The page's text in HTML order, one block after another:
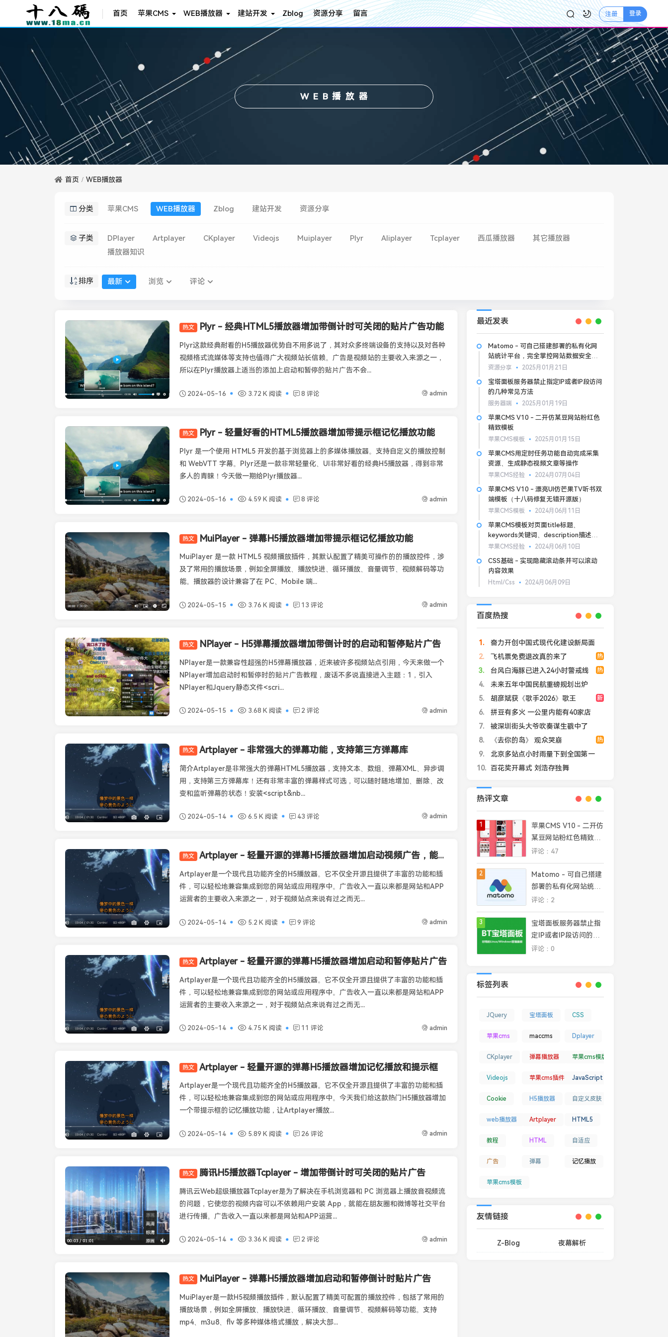
首页 苹果CMS WEB播放器 建站开发 Zblog 资源分享 留言 注册 登录
WEB播放器
首页 WEB播放器
分类 苹果CMS WEB播放器 Zblog 建站开发 资源分享
子类 DPlayer Artplayer CKplayer Videojs Muiplayer Plyr Aliplayer Tcplayer 西瓜播放器
其它播放器
播放器知识
排序 最新 浏览 评论
Plyr热文 Plyr - 经典HTML5播放器增加带倒计时可关闭的贴片广告功能
Plyr这款经典耐看的H5播放器优势自不用多说了，其对众多终端设备的支持以及对各种
视频格式流媒体等支持也值得广大视频站长信赖。广告是视频站的主要收入来源之一，
所以在Plyr播放器上适当的添加上启动和暂停的贴片广告不会...
2024-05-16 3.72 K 阅读 8 评论 admin
Plyr热文 Plyr - 轻量好看的HTML5播放器增加带提示框记忆播放功能
Plyr 是一个使用 HTML5 开发的基于浏览器上的多媒体播放器。支持自定义的播放控制
和 WebVTT 字幕。Plyr还是一款非常轻量化、UI非常好看的经典H5播放器，得到非常
多人的青睐！今天做一期给Plyr播放器...
2024-05-16 4.59 K 阅读 8 评论 admin
Muiplayer
热文 MuiPlayer - 弹幕H5播放器增加带提示框记忆播放功能
MuiPlayer 是一款 HTML5 视频播放插件，其默认配置了精美可操作的的播放控件，涉
及了常用的播放场景，例如全屏播放、播放快进、循环播放、音量调节、视频解码等功
能。播放器的设计兼容了在 PC、Mobile 端...
2024-05-15 3.76 K 阅读 13 评论 admin
其它播放器
热文 NPlayer - H5弹幕播放器增加带倒计时的启动和暂停贴片广告
NPlayer是一款兼容性超强的H5弹幕播放器，近来被许多视频站点引用，今天来做一个
NPlayer增加启动时和暂停时的贴片广告教程，废话不多说直接进入主题：1，引入
NPlayer和Jquery静态文件<scri...
2024-05-15 3.68 K 阅读 2 评论 admin
Artplayer
热文 Artplayer - 非常强大的弹幕功能，支持第三方弹幕库
简介Artplayer是非常强大的弹幕HTML5播放器，支持文本、数组、弹幕XML、异步调
用，支持第三方弹幕库！还有非常丰富的弹幕样式可选，可以随时随地增加、删除、改
变和监听弹幕的状态！安装<script&nb...
2024-05-14 6.5 K 阅读 43 评论 admin
Artplayer
热文 Artplayer - 轻量开源的弹幕H5播放器增加启动视频广告，能关闭可全屏
Artplayer是一个现代且功能齐全的H5播放器。它不仅全开源且提供了丰富的功能和插
件，可以轻松地兼容集成到您的网站或应用程序中。广告收入一直以来都是网站和APP
运营者的主要收入来源之一，对于视频站点来说有过之而无...
2024-05-14 5.2 K 阅读 9 评论 admin
Artplayer
热文 Artplayer - 轻量开源的弹幕H5播放器增加启动和暂停贴片广告
Artplayer是一个现代且功能齐全的H5播放器。它不仅全开源且提供了丰富的功能和插
件，可以轻松地兼容集成到您的网站或应用程序中。广告收入一直以来都是网站和APP
运营者的主要收入来源之一，对于视频站点来说有过之而无...
2024-05-14 4.75 K 阅读 11 评论 admin
Artplayer
热文 Artplayer - 轻量开源的弹幕H5播放器增加记忆播放和提示框
Artplayer是一个现代且功能齐全的H5播放器。它不仅全开源且提供了丰富的功能和插
件，可以轻松地兼容集成到您的网站或应用程序中。今天我们给这款热门H5播放器增加
一个带提示框的记忆播放功能，让Artplayer播放...
2024-05-14 5.89 K 阅读 26 评论 admin
Tcplayer
热文 腾讯H5播放器Tcplayer - 增加带倒计时可关闭的贴片广告
腾讯云Web超级播放器Tcplayer是为了解决在手机浏览器和 PC 浏览器上播放音视频流
的问题，它使您的视频内容可以不依赖用户安装 App，就能在朋友圈和微博等社交平台
进行传播。广告收入一直以来都是网站和APP运营...
2024-05-14 3.36 K 阅读 2 评论 admin
Muiplayer
热文 MuiPlayer - 弹幕H5播放器增加启动和暂停倒计时贴片广告
MuiPlayer是一款H5视频播放插件，默认配置了精美可配置的播放控件，包括了常用的
播放场景，例如全屏播放、播放快进、循环播放、音量调节、视频解码等功能。支持
mp4、m3u8、flv 等多种媒体格式播放，解决大部...
最近发表
Matomo - 可自己搭建部署的私有化网
站统计平台，完全掌控网站数据安全和
隐私
资源分享 2025月01月21日
宝塔面板服务器禁止指定IP或者IP段访问
的几种常见方法
服务器端 2025月01月19日
苹果CMS V10 - 二开仿某豆网站粉红色
精致模板
苹果CMS模板 2025月01月15日
苹果CMS用定时任务功能自动完成采集
资源、生成静态视频文章等操作
苹果CMS经验 2024月07月04日
苹果CMS V10 - 漂亮UI仿芒果TV听书双
端模板（十八码修复无错开源版）
苹果CMS模板 2024月06月11日
苹果CMS模板对页面title标题、
keywords关键词、description描述的
基本SEO优化
苹果CMS经验 2024月06月10日
CSS基础 - 实现隐藏滚动条并可以滚动
内容效果
Html/Css 2024月06月09日
百度热搜
1
奋力开创中国式现代化建设新局面
2
热
飞机票免费退改真的来了
3
热
台风白海豚已进入24小时警戒线
4
未来五年中国民航重磅规划出炉
5
新
胡彦斌获《歌手2026》歌王
6
拼豆有多火 一公里内能有40家店
7
被深圳街头大爷吹奏谋生戳中了
8
热
《去你的岛》 观众哭崩
9
北京多站点小时雨量下到全国第一
10
百花奖开幕式 刘浩存独舞
热评文章
1
苹果CMS V10 - 二开仿
某豆网站粉红色精致模
板
评论：47
2
Matomo - 可自己搭建
部署的私有化网站统计
平台，完全掌控网站数
据安全和隐私
评论：2
3
宝塔面板服务器禁止指
定IP或者IP段访问的几
种常见方法
评论：0
标签列表
JQuery 宝塔面板 CSS
苹果cms maccms Dplayer
CKplayer 弹幕播放器 苹果cms模版
Videojs 苹果cms插件 JavaScript
Cookie H5播放器 自定义皮肤
web播放器 Artplayer HTML5
教程 HTML 自适应
广告 弹幕 记忆播放
苹果cms模板
友情链接
Z-Blog 夜幕解析